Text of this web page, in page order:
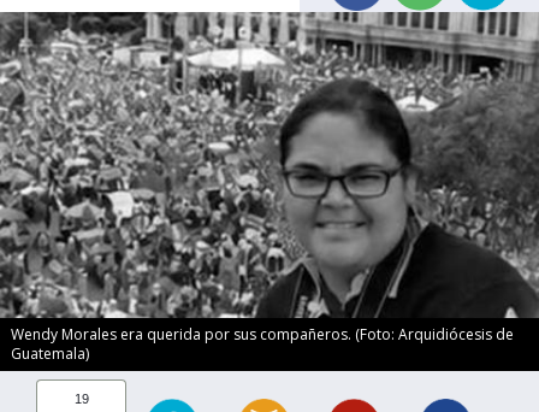
Wendy Morales era querida por sus compañeros. (Foto: Arquidiócesis de
Guatemala)
19